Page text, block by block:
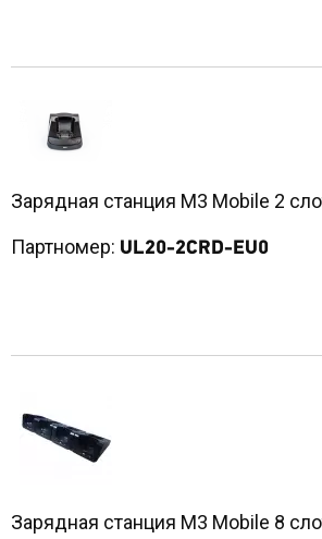
Зарядная станция M3 Mobile 2
Партномер: UL20-2CRD-EU0
Зарядная станция M3 Mobile 8